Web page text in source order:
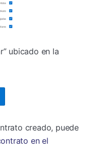
ubicado en la
creado, puede
en el